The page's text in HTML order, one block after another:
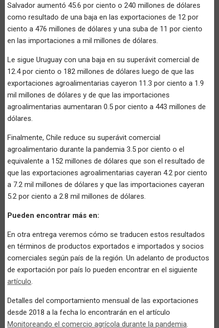
Salvador aumentó 45.6 por ciento o 240 millones de dólares
como resultado de una baja en las exportaciones de 12 por
ciento a 476 millones de dólares y una suba de 11 por ciento
en las importaciones a mil millones de dólares.
Le sigue Uruguay con una baja en su superávit comercial de
12.4 por ciento o 182 millones de dólares luego de que las
exportaciones agroalimentarias cayeron 11.3 por ciento a 1.9
mil millones de dólares y de que las importaciones
agroalimentarias aumentaran 0.5 por ciento a 443 millones de
dólares.
Finalmente, Chile reduce su superávit comercial
agroalimentario durante la pandemia 3.5 por ciento o el
equivalente a 152 millones de dólares que son el resultado de
que las exportaciones agroalimentarias cayeran 4.2 por ciento
a 7.2 mil millones de dólares y que las importaciones cayeran
5.2 por ciento a 2.8 mil millones de dólares.
Pueden encontrar más en:
En otra entrega veremos cómo se traducen estos resultados
en términos de productos exportados e importados y socios
comerciales según país de la región. Un adelanto de productos
de exportación por país lo pueden encontrar en el siguiente
artículo.
Detalles del comportamiento mensual de las exportaciones
desde 2018 a la fecha lo encontrarán en el artículo
Monitoreando el comercio agrícola durante la pandemia.